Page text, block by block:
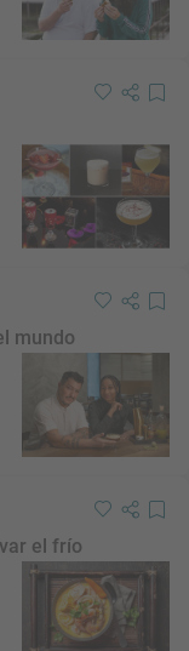
mundo
el frío